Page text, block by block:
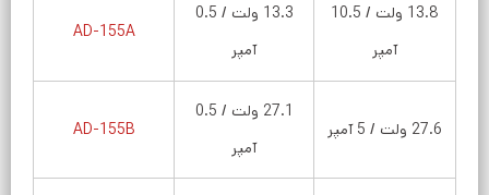
13.8 ولت / 10.5
آمپر
13.3 ولت / 0.5
آمپر
AD-155A
27.6 ولت / 5 آمپر
27.1 ولت / 0.5
آمپر
AD-155B